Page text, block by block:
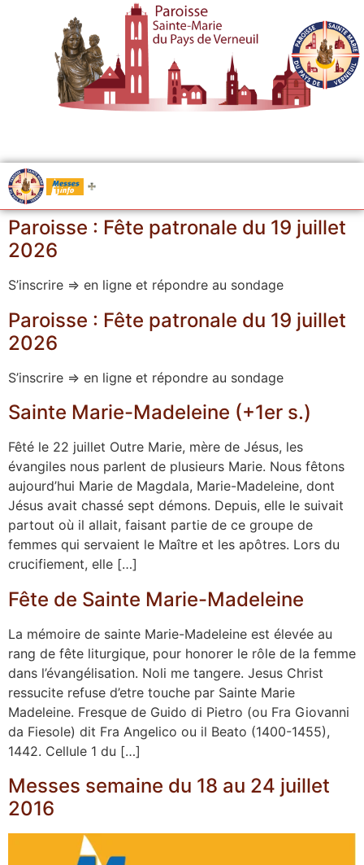
Messes
Paroisse : Fête patronale du 19 juillet
2026
S’inscrire => en ligne et répondre au sondage
Paroisse : Fête patronale du 19 juillet
2026
S’inscrire => en ligne et répondre au sondage
Sainte Marie-Madeleine (+1er s.)
Fêté le 22 juillet Outre Marie, mère de Jésus, les
évangiles nous parlent de plusieurs Marie. Nous fêtons
aujourd’hui Marie de Magdala, Marie-Madeleine, dont
Jésus avait chassé sept démons. Depuis, elle le suivait
partout où il allait, faisant partie de ce groupe de
femmes qui servaient le Maître et les apôtres. Lors du
crucifiement, elle […]
Fête de Sainte Marie-Madeleine
La mémoire de sainte Marie-Madeleine est élevée au
rang de fête liturgique, pour honorer le rôle de la femme
dans l’évangélisation. Noli me tangere. Jesus Christ
ressucite refuse d’etre touche par Sainte Marie
Madeleine. Fresque de Guido di Pietro (ou Fra Giovanni
da Fiesole) dit Fra Angelico ou il Beato (1400-1455),
1442. Cellule 1 du […]
Messes semaine du 18 au 24 juillet
2016